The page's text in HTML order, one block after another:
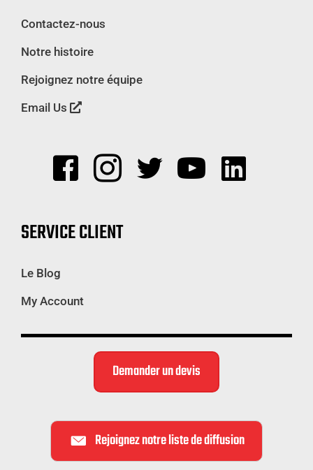
Contactez-nous
Notre histoire
Rejoignez notre équipe
Email Us
SERVICE CLIENT
Le Blog
My Account
Demander un devis
Rejoignez notre liste de diffusion